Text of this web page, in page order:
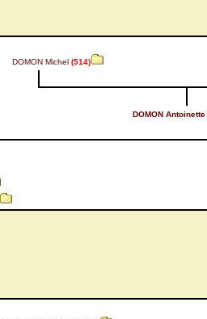
DOMON Michel (514)
DOMON Antoinette